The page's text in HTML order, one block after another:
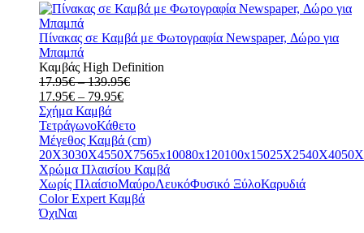
Πίνακας σε Καμβά με Φωτογραφία Newspaper, Δώρο για
Μπαμπά
Καμβάς High Definition
17.95€ – 139.95€Price
through
139.95€
17.95€ – 79.95€Price
17.95€
through
79.95€
Σχήμα Καμβά
ΤετράγωνοΚάθετο
Μέγεθος Καμβά (cm)
20X3030X4550X7565x10080x120100x15025X2540X40
Χρώμα Πλαισίου Καμβά
Χωρίς ΠλαίσιοΜαύροΛευκόΦυσικό ΞύλοΚαρυδιά
Color Expert Καμβά
ΌχιΝαι